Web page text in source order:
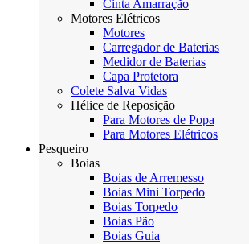
Cinta Amarração
Motores Elétricos
Motores
Carregador de Baterias
Medidor de Baterias
Capa Protetora
Colete Salva Vidas
Hélice de Reposição
Para Motores de Popa
Para Motores Elétricos
Pesqueiro
Boias
Boias de Arremesso
Boias Mini Torpedo
Boias Torpedo
Boias Pão
Boias Guia